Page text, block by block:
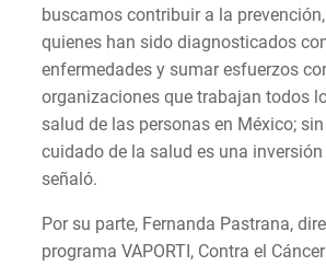
buscamos contribuir a la
quienes han sido diagnosticados
enfermedades y sumar esfuerzos
organizaciones que trabajan todos
salud de las personas en México;
cuidado de la salud es una
señaló.
Por su parte, Fernanda Pastrana,
programa VAPORTI, Contra el